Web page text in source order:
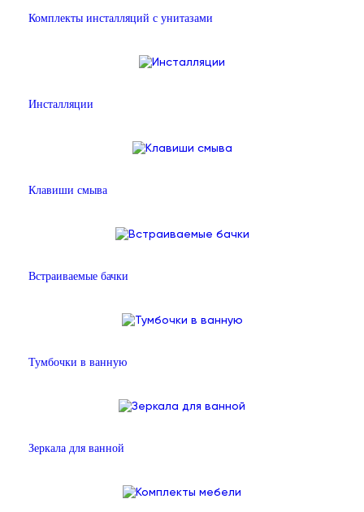
Комплекты инсталляций с унитазами
Инсталляции
Клавиши смыва
Встраиваемые бачки
Тумбочки в ванную
Зеркала для ванной